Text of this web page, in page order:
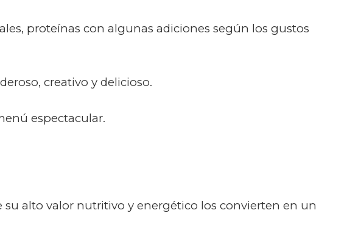
proteínas con algunas adiciones según los gustos
creativo y delicioso.
espectacular.
alto valor nutritivo y energético los convierten en un